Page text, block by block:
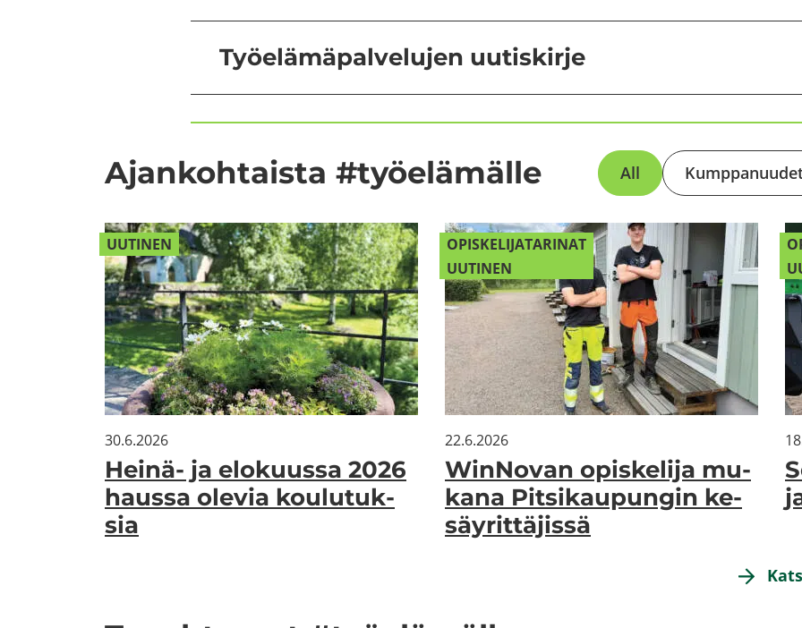
Työelämäpalvelujen uutiskirje
Ajan­koh­tais­ta #työ­elä­mäl­le All
UU­TI­NEN
30.6.2026
Heinä-​ ja elo­kuus­sa 2026
haus­sa ole­via kou­lu­tuk­
sia
OPIS­KE­LI­JA­TA­RI­NAT
UU­TI­NEN
22.6.2026
WinNovan opis­ke­li­ja mu­
ka­na Pit­si­kau­pun­gin ke­
säy­rit­tä­jis­sä